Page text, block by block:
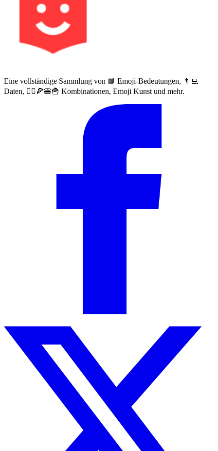
Eine vollständige Sammlung von 📙 Emoji-Bedeutungen, 👨‍💻
Daten, 🙅‍♀️🍕🍔🍟 Kombinationen, Emoji Kunst und mehr.